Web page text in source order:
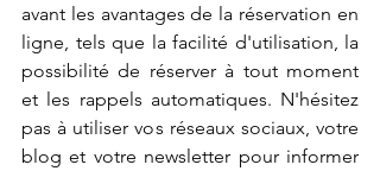
avant les avantages de la réservation en
ligne, tels que la facilité d'utilisation, la
possibilité de réserver à tout moment
et les rappels automatiques. N'hésitez
pas à utiliser vos réseaux sociaux, votre
blog et votre newsletter pour informer